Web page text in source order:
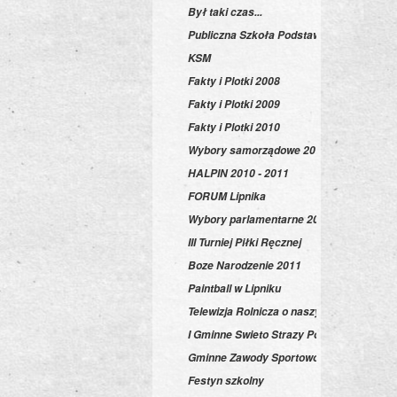
Był taki czas...
Publiczna Szkoła Podstawowa
KSM
Fakty i Plotki 2008
Fakty i Plotki 2009
Fakty i Plotki 2010
Wybory samorządowe 2010
HALPIN 2010 - 2011
FORUM Lipnika
Wybory parlamentarne 2011
III Turniej Piłki Ręcznej
Boze Narodzenie 2011
Paintball w Lipniku
Telewizja Rolnicza o naszym chrzanie!
I Gminne Swieto Strazy Pozarnej
Gminne Zawody Sportowo-Pożarnicze
Festyn szkolny